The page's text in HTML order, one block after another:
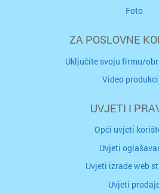
Foto
ZA POSLOVNE
Uključite svoju firmu/
Video
UVJETI I
Opći uvjeti
Uvjeti
Uvjeti izrade web
Uvjeti